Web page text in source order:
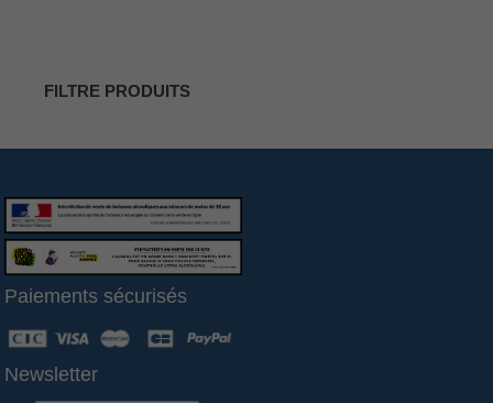
FILTRE PRODUITS
Paiements sécurisés
Newsletter